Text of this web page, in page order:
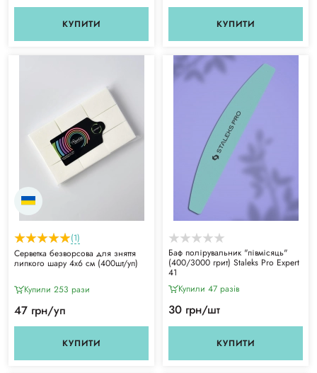
КУПИТИ КУПИТИ
(1)
Серветка безворсова для зняття
липкого шару 4х6 см (400шт/уп)
Купили 253 рази
47 грн/уп
КУПИТИ
Баф полірувальник "півмісяць"
(400/3000 грит) Staleks Pro Expert
41
Купили 47 разiв
30 грн/шт
КУПИТИ